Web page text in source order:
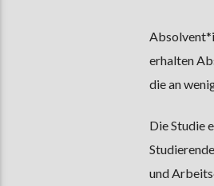
erhalten
die an
Die Studie
und